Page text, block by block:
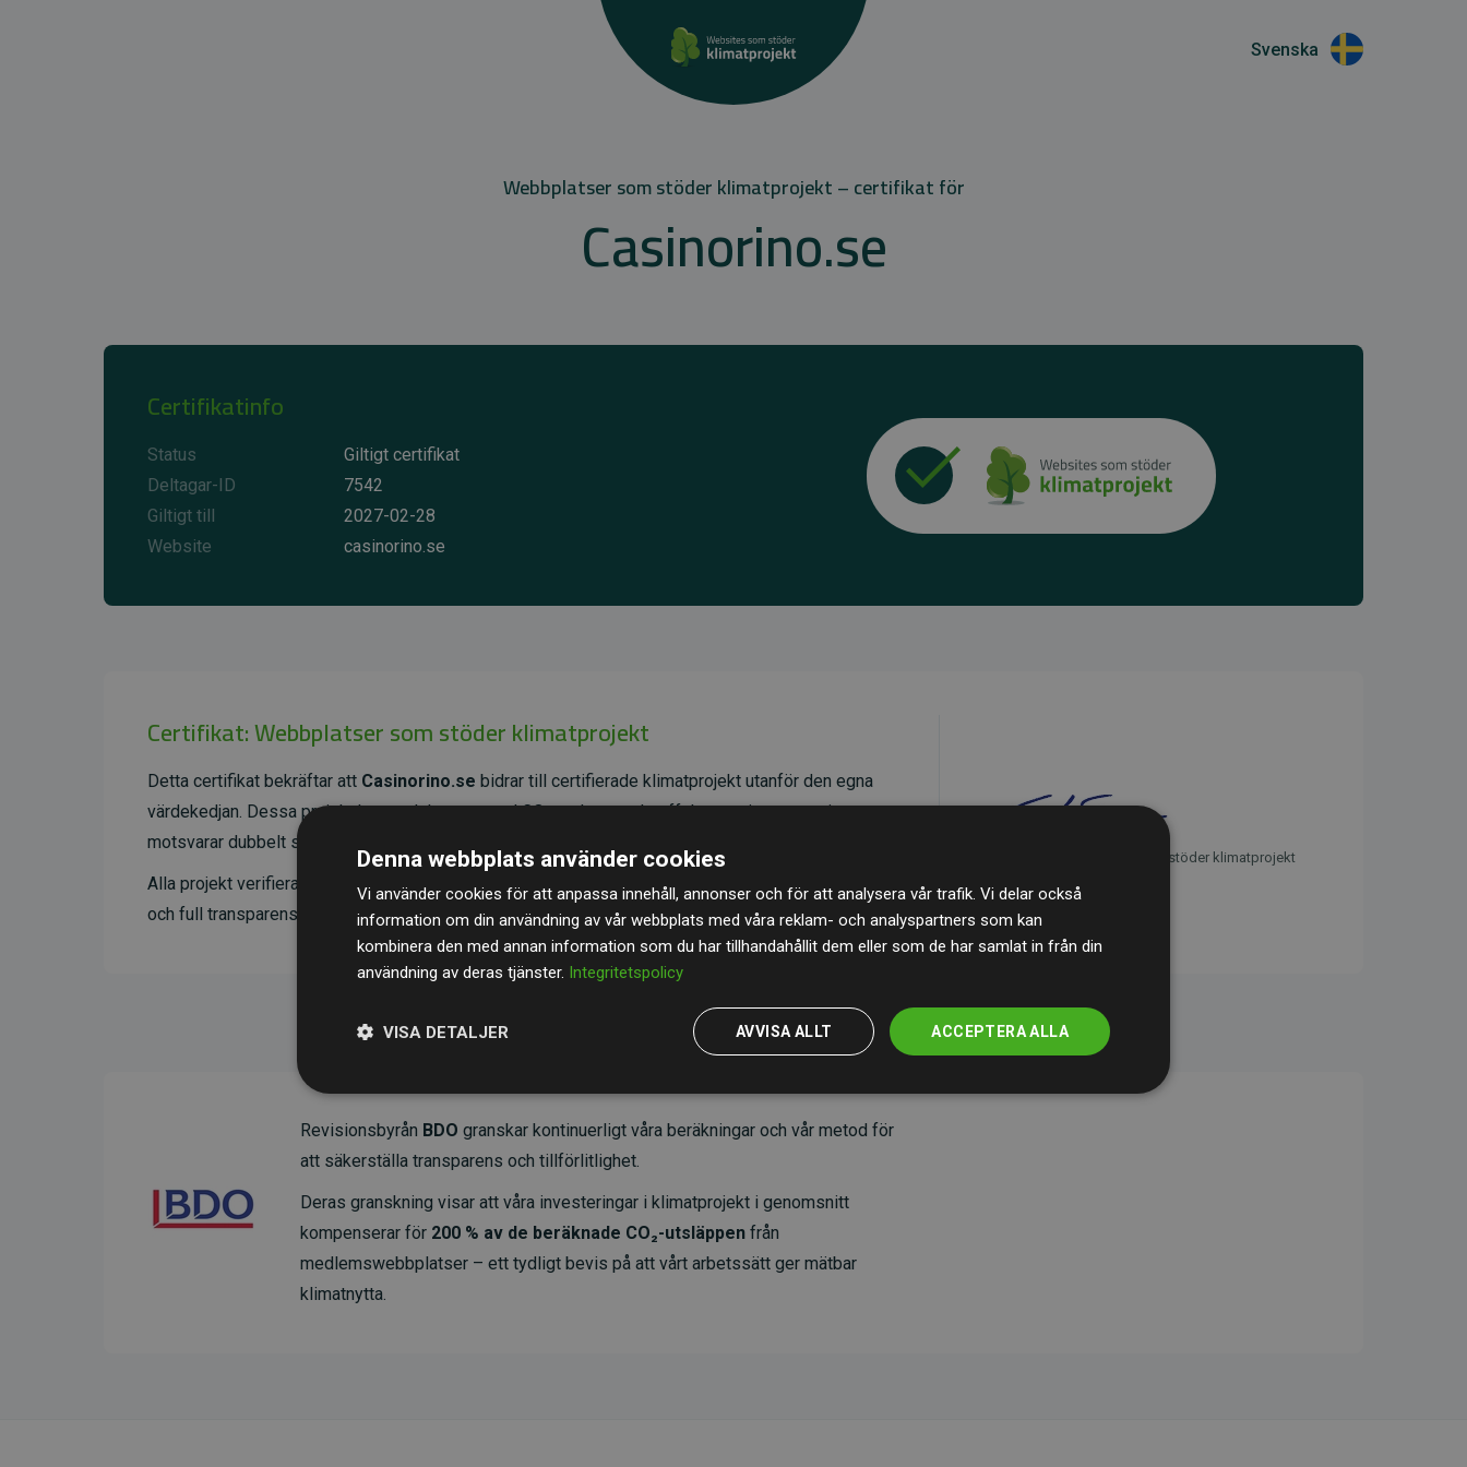
Svenska
Webbplatser som stöder klimatprojekt – certifikat för
Casinorino.se
Certifikatinfo
Status
Giltigt certifikat
Deltagar-ID
7542
Giltigt till
2027-02-28
Website
casinorino.se
Certifikat: Webbplatser som stöder klimatprojekt
Detta certifikat bekräftar att Casinorino.se bidrar till certifierade klimatprojekt utanför den egna
värdekedjan. Dessa projekt har en dokumenterad CO₂-reducerande effekt som i genomsnitt
motsvarar dubbelt så mycket CO₂ som webbplatsens beräknade utsläpp.
Alla projekt verifieras genom Gold Standard
, vilket säkerställer hög kvalitet, faktisk klimatnytta
och full transparens. Du kan läsa mer om de specifika projektenhär.
initiativet Webbplatser som stöder klimatprojekt
Revisionsbyrån BDO granskar kontinuerligt våra beräkningar och vår metod för
att säkerställa transparens och tillförlitlighet.
Deras granskning visar att våra investeringar i klimatprojekt i genomsnitt
kompenserar för 200 % av de beräknade CO₂-utsläppen från
medlemswebbplatser – ett tydligt bevis på att vårt arbetssätt ger mätbar
klimatnytta.
Denna webbplats använder cookies
Vi använder cookies för att anpassa innehåll, annonser och för att analysera vår trafik. Vi delar också
information om din användning av vår webbplats med våra reklam- och analyspartners som kan
kombinera den med annan information som du har tillhandahållit dem eller som de har samlat in från din
användning av deras tjänster. Integritetspolicy
ACCEPTERA ALLA
AVVISA ALLT
VISA DETALJER